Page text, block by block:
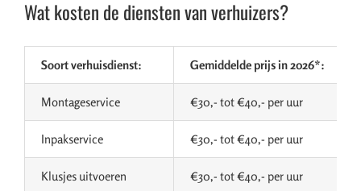
Wat kosten de diensten van verhuizers?
Soort verhuisdienst: Gemiddelde prijs in 2026*:
Montageservice €30,- tot €40,- per uur
Inpakservice €30,- tot €40,- per uur
Klusjes uitvoeren €30,- tot €40,- per uur